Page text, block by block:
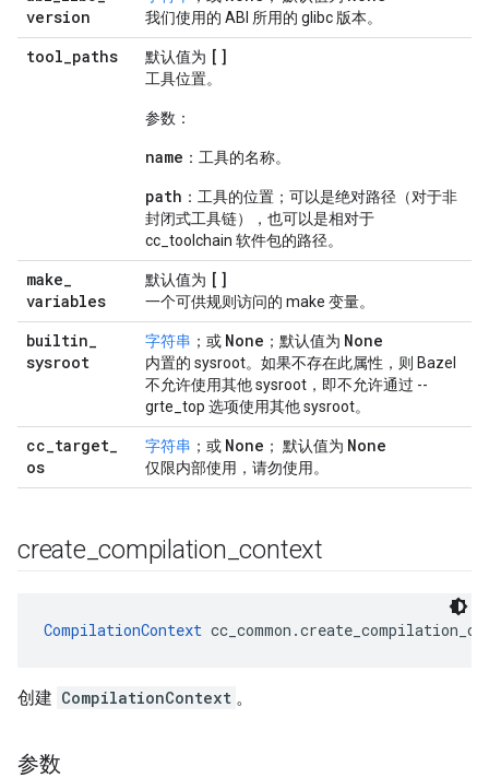
version
我们使用的 ABI 所用的 glibc 版本。
tool_paths 默认值为 []
工具位置。
参数：
name ：工具的名称。
path ：工具的位置；可以是绝对路径（对于非
封闭式工具链），也可以是相对于
cc_toolchain 软件包的路径。
make_
variables
默认值为 []
一个可供规则访问的 make 变量。
builtin_
sysroot
字符串 ；或 None ；默认值为 None
内置的 sysroot。如果不存在此属性，则 Bazel
不允许使用其他 sysroot，即不允许通过 --
grte_top 选项使用其他 sysroot。
cc_target_
os
字符串 ；或 None ； 默认值为 None
仅限内部使用，请勿使用。
create _compilation _context
CompilationContext
创建 CompilationContext 。
参数